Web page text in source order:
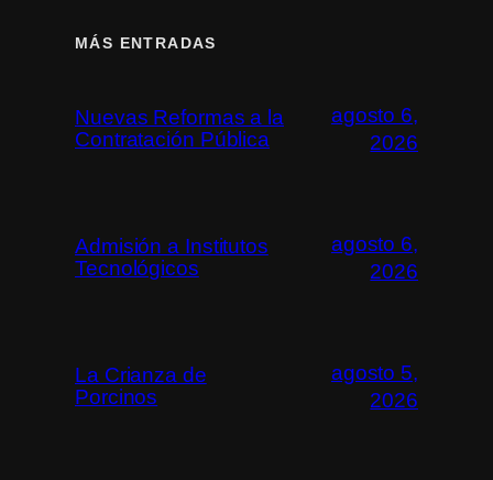
MÁS ENTRADAS
Nuevas Reformas a la
Contratación Pública
agosto 6,
2026
Admisión a Institutos
Tecnológicos
agosto 6,
2026
La Crianza de
Porcinos
agosto 5,
2026